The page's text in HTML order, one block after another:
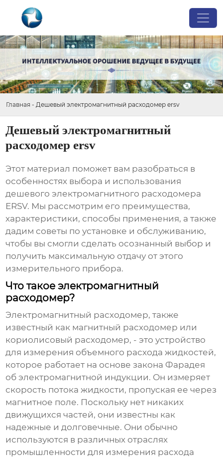
Главная - Дешевый электромагнитный расходомер ersv
Дешевый электромагнитный
расходомер ersv
Этот материал поможет вам разобраться в
особенностях выбора и использования
дешевого электромагнитного расходомера
ERSV. Мы рассмотрим его преимущества,
характеристики, способы применения, а также
дадим советы по установке и обслуживанию,
чтобы вы смогли сделать осознанный выбор и
получить максимальную отдачу от этого
измерительного прибора.
Что такое электромагнитный
расходомер?
Электромагнитный расходомер, также
известный как магнитный расходомер или
кориолисовый расходомер, - это устройство
для измерения объемного расхода жидкостей,
которое работает на основе закона Фарадея
об электромагнитной индукции. Он измеряет
скорость потока жидкости, пропуская ее через
магнитное поле. Поскольку нет никаких
движущихся частей, они известны как
надежные и долговечные. Они обычно
используются в различных отраслях
промышленности для измерения расхода